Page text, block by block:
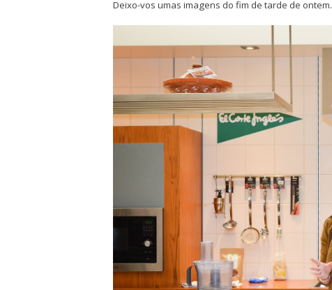
Deixo-vos umas imagens do fim de tarde de ontem.